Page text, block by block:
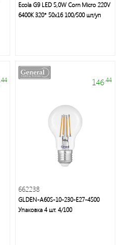
Ecola G9 LED 5,0W Corn Micro 220V
6400K 320° 50x16 100/500 шт/уп
.44 146.44
662238
GLDEN-A60S-10-230-E27-4500
Упаковка 4 шт. 4/100